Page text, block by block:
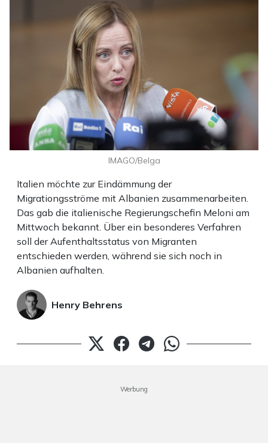
Italien möchte zur Eindämmung der
Migrationgsströme mit Albanien zusammenarbeiten.
Das gab die italienische Regierungschefin Meloni am
Mittwoch bekannt. Über ein besonderes Verfahren
soll der Aufenthaltsstatus von Migranten
entschieden werden, während sie sich noch in
Albanien aufhalten.
Henry Behrens
IMAGO/Belga
Werbung